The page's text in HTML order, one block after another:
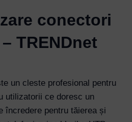
conectori
TRENDnet
un cleste profesional pentru
utilizatorii ce doresc un
încredere pentru tăierea și